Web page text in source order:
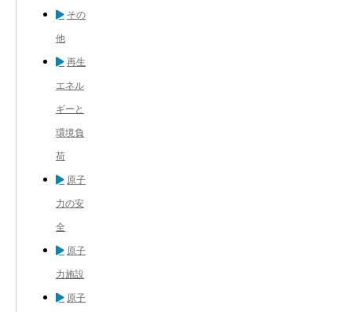
その
他
再生
エネル
ギーと
環境負
荷
原子
力の安
全
原子
力施設
原子